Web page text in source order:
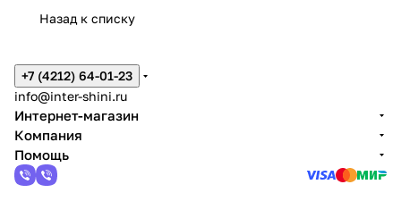
Назад к списку
+7 (4212) 64-01-23
info@inter-shini.ru
Интернет-магазин
Компания
Помощь